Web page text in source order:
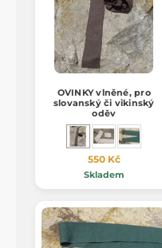
OVINKY vlněné, pro
slovanský či vikinský
oděv
550 Kč
Skladem